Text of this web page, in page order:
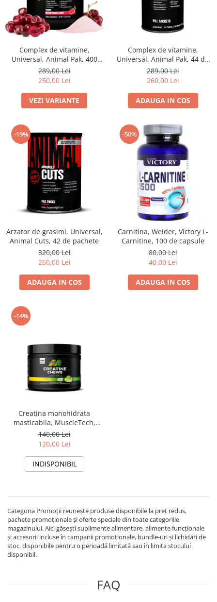
Complex de vitamine,
Universal, Animal Pak, 400
grame, pudra
289,00 Lei
250,00 Lei
VEZI VARIANTE
Complex de vitamine,
Universal, Animal Pak, 44 de
pachete
289,00 Lei
260,00 Lei
ADAUGA IN COS
-19%
Arzator de grasimi, Universal,
Animal Cuts, 42 de pachete
320,00 Lei
260,00 Lei
ADAUGA IN COS
-50%
Carnitina, Weider, Victory L-
Carnitine, 100 de capsule
80,00 Lei
40,00 Lei
ADAUGA IN COS
-14%
Creatina monohidrata
masticabila, MuscleTech,
Creatine chews, 90 de tablete
masticabile
140,00 Lei
120,00 Lei
INDISPONIBIL
Categoria Promoții reunește produse disponibile la preț redus,
pachete promoționale și oferte speciale din toate categoriile
magazinului. Aici găsești suplimente alimentare, alimente funcționale
și accesorii incluse în campanii promoționale, bundle-uri și lichidări de
stoc, disponibile pentru o perioadă limitată sau în limita stocului
disponibil.
FAQ